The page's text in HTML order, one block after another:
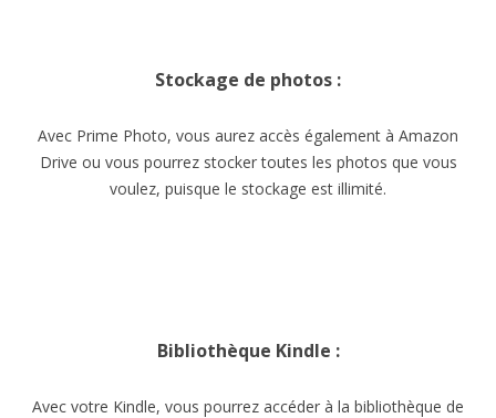
Stockage de photos :
Avec Prime Photo, vous aurez accès également à Amazon
Drive ou vous pourrez stocker toutes les photos que vous
voulez, puisque le stockage est illimité.
Bibliothèque Kindle :
Avec votre Kindle, vous pourrez accéder à la bibliothèque de